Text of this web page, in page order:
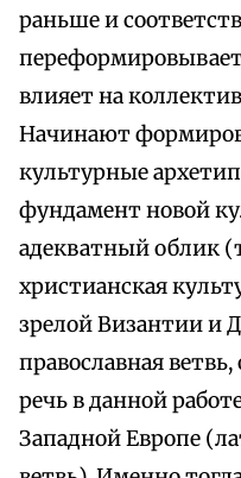
раньше и
влияет на
Начинают
культурные
фундамент новой
адекватный облик
христианская
зрелой Византии и
православная
речь в данной
Западной Европе